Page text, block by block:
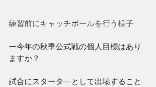
練習前にキャッチボールを行う様子
ー今年の秋季公式戦の個人目標はあり
ますか？
試合にスタータ―として出場すること